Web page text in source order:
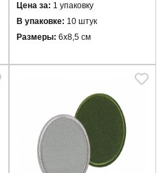
Цена за: 1 упаковку
В упаковке: 10 штук
Размеры: 6х8,5 см